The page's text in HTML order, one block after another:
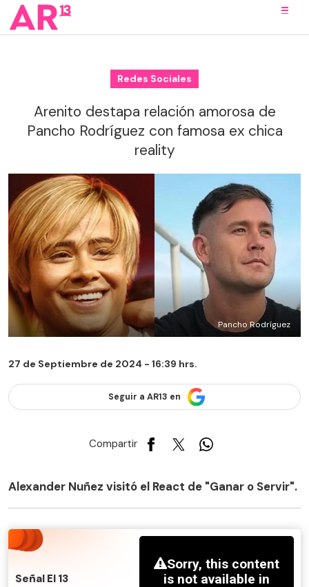
Redes Sociales
Arenito destapa relación amorosa de
Pancho Rodríguez con famosa ex chica
reality
Pancho Rodríguez
27 de Septiembre de 2024 - 16:39 hrs.
Seguir a AR13 en
Compartir
Alexander Nuñez visitó el React de "Ganar o Servir".
Señal El 13